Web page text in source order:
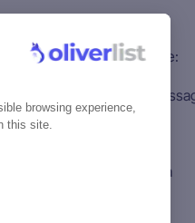
diversi ingredienti chiave:
tra email, chiamate,
dei tuoi obiettivi
sacrificare la scalabilità
angoli di stimolo